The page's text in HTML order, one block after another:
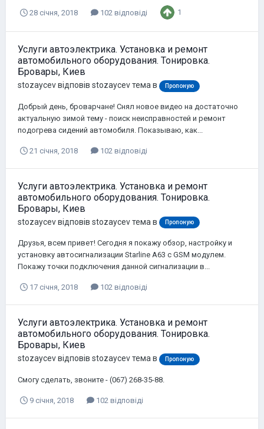
28 січня, 2018 102 відповіді 1
Услуги автоэлектрика. Установка и ремонт
автомобильного оборудования. Тонировка.
Бровары, Киев
stozaycevвідповів stozaycevтема в Пропоную
Добрый день, броварчане! Снял новое видео на достаточно
актуальную зимой тему - поиск неисправностей и ремонт
подогрева сидений автомобиля. Показываю, как...
21 січня, 2018 102 відповіді
Услуги автоэлектрика. Установка и ремонт
автомобильного оборудования. Тонировка.
Бровары, Киев
stozaycevвідповів stozaycevтема в Пропоную
Друзья, всем привет! Сегодня я покажу обзор, настройку и
установку автосигнализации Starline A63 с GSM модулем.
Покажу точки подключения данной сигнализации в...
17 січня, 2018 102 відповіді
Услуги автоэлектрика. Установка и ремонт
автомобильного оборудования. Тонировка.
Бровары, Киев
stozaycevвідповів stozaycevтема в Пропоную
Смогу сделать, звоните - (067) 268-35-88.
9 січня, 2018 102 відповіді